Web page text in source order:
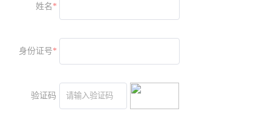
姓名 *
身份证号*
验证码